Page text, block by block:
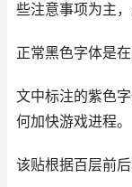
些注意事项为主
正常黑色字体是
文中标注的紫色
何加快游戏进程。
该贴根据百层前